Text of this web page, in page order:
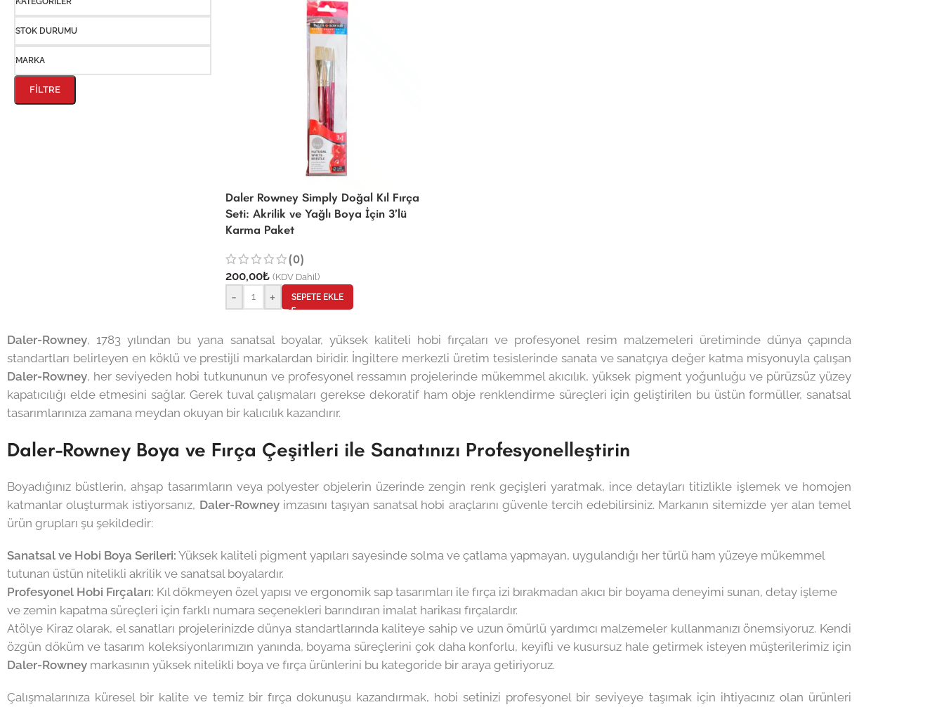
STOK DURUMU
MARKA
FILTRE
Daler Rowney Simply Doğal Kıl Fırça
Seti: Akrilik ve Yağlı Boya İçin 3’lü
Karma Paket
(0)
200,00₺ (KDV Dahil)
- + SEPETE EKLE
Daler-Rowney, 1783 yılından bu yana sanatsal boyalar, yüksek kaliteli hobi fırçaları ve profesyonel resim malzemeleri üretiminde dünya çapında
standartları belirleyen en köklü ve prestijli markalardan biridir. İngiltere merkezli üretim tesislerinde sanata ve sanatçıya değer katma misyonuyla çalışan
Daler-Rowney, her seviyeden hobi tutkununun ve profesyonel ressamın projelerinde mükemmel akıcılık, yüksek pigment yoğunluğu ve pürüzsüz yüzey
kapatıcılığı elde etmesini sağlar. Gerek tuval çalışmaları gerekse dekoratif ham obje renklendirme süreçleri için geliştirilen bu üstün formüller, sanatsal
tasarımlarınıza zamana meydan okuyan bir kalıcılık kazandırır.
Daler-Rowney Boya ve Fırça Çeşitleri ile Sanatınızı Profesyonelleştirin
Boyadığınız büstlerin, ahşap tasarımların veya polyester objelerin üzerinde zengin renk geçişleri yaratmak, ince detayları titizlikle işlemek ve homojen
katmanlar oluşturmak istiyorsanız, Daler-Rowneyimzasını taşıyan sanatsal hobi araçlarını güvenle tercih edebilirsiniz. Markanın sitemizde yer alan temel
ürün grupları şu şekildedir:
Sanatsal ve Hobi Boya Serileri: Yüksek kaliteli pigment yapıları sayesinde solma ve çatlama yapmayan, uygulandığı her türlü ham yüzeye mükemmel
tutunan üstün nitelikli akrilik ve sanatsal boyalardır.
Profesyonel Hobi Fırçaları: Kıl dökmeyen özel yapısı ve ergonomik sap tasarımları ile fırça izi bırakmadan akıcı bir boyama deneyimi sunan, detay işleme
ve zemin kapatma süreçleri için farklı numara seçenekleri barındıran imalat harikası fırçalardır.
Atölye Kiraz olarak, el sanatları projelerinizde dünya standartlarında kaliteye sahip ve uzun ömürlü yardımcı malzemeler kullanmanızı önemsiyoruz. Kendi
özgün döküm ve tasarım koleksiyonlarımızın yanında, boyama süreçlerini çok daha konforlu, keyifli ve kusursuz hale getirmek isteyen müşterilerimiz için
Daler-Rowney markasının yüksek nitelikli boya ve fırça ürünlerini bu kategoride bir araya getiriyoruz.
Çalışmalarınıza küresel bir kalite ve temiz bir fırça dokunuşu kazandırmak, hobi setinizi profesyonel bir seviyeye taşımak için ihtiyacınız olan ürünleri